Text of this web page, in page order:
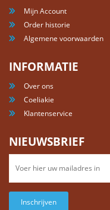
Mijn Account
Order historie
Algemene voorwaarden
INFORMATIE
Over ons
Coeliakie
Klantenservice
NIEUWSBRIEF
Inschrijven